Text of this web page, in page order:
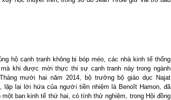
hộ cạnh tranh không bị bóp méo, các nhà kinh tế thống
khi được mời thực thi sự cạnh tranh này trong ngành
mười hai năm 2014, bộ trưởng bộ giáo dục Najat
lặp lại lời hứa của người tiền nhiệm là Benoît Hamon, đã
một ban kinh tế thứ hai, có tính thử nghiệm, trong Hội đồng